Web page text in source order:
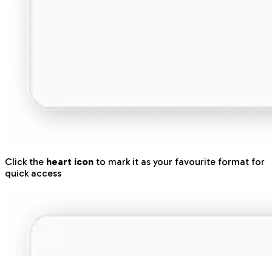
Click the heart icon to mark it as your favourite format for
quick access